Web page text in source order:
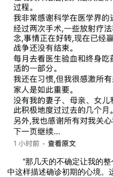
“那几天的不确定让我的整
中这样描述确诊初期的心境。